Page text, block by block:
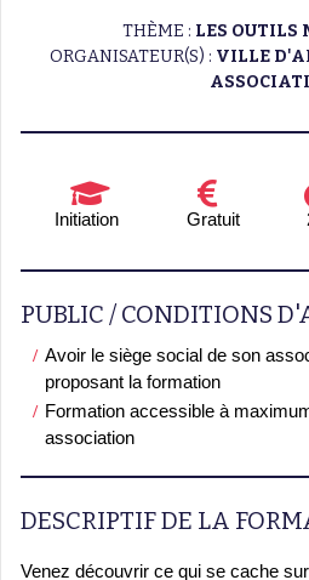
THÈME : LES OUTILS
ORGANISATEUR(S) : VILLE
Initiation Gratuit
PUBLIC / CONDITIONS
Avoir le siège social de son
proposant la formation
Formation accessible à
association
DESCRIPTIF DE LA
Venez découvrir ce qui se cache